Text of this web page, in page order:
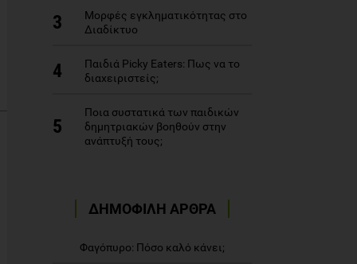
3
Μορφές εγκληματικότητας στο
Διαδίκτυο
4
Παιδιά Picky Eaters: Πως να το
διαχειριστείς;
5
Ποια συστατικά των παιδικών
δημητριακών βοηθούν στην
ανάπτυξή τους;
ΔΗΜΟΦΙΛΗ ΑΡΘΡΑ
Φαγόπυρο: Πόσο καλό κάνει;